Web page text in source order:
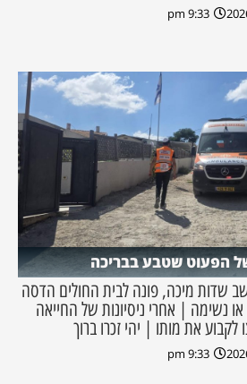
9:33 pm
הפעוט שטבע בבריכה
שדות מיכה, פונה לבית החולים הדסה
נשימה | אחרי ניסיונות של החייאה
את מותו | יהי זכרו ברוך
9:33 pm